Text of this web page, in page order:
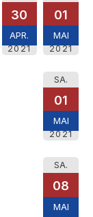
30
APR.
2021
01
MAI
2021
SA.
01
MAI
2021
SA.
08
MAI